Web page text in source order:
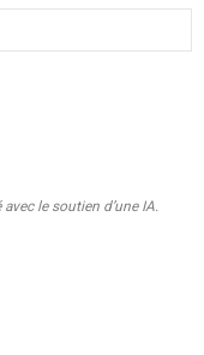
le soutien d’une IA.